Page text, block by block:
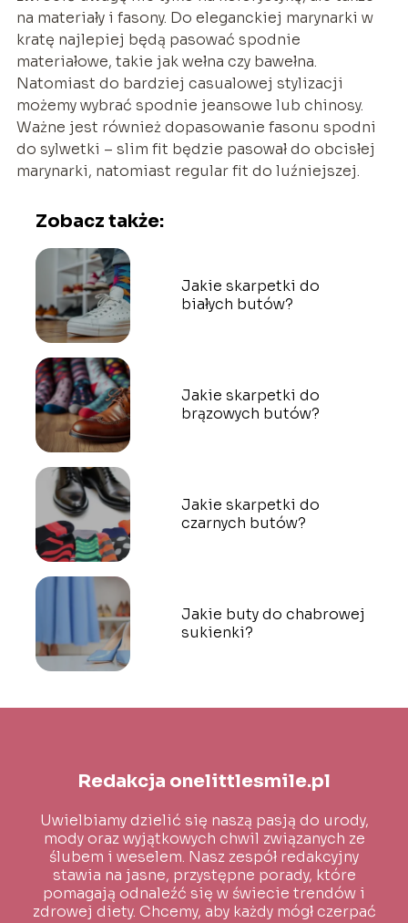
na materiały i fasony. Do eleganckiej marynarki w
kratę najlepiej będą pasować spodnie
materiałowe, takie jak wełna czy bawełna.
Natomiast do bardziej casualowej stylizacji
możemy wybrać spodnie jeansowe lub chinosy.
Ważne jest również dopasowanie fasonu spodni
do sylwetki – slim fit będzie pasował do obcisłej
marynarki, natomiast regular fit do luźniejszej.
Zobacz także:
Jakie skarpetki do
białych butów?
Jakie skarpetki do
brązowych butów?
Jakie skarpetki do
czarnych butów?
Jakie buty do chabrowej
sukienki?
Redakcja onelittlesmile.pl
Uwielbiamy dzielić się naszą pasją do urody,
mody oraz wyjątkowych chwil związanych ze
ślubem i weselem. Nasz zespół redakcyjny
stawia na jasne, przystępne porady, które
pomagają odnaleźć się w świecie trendów i
zdrowej diety. Chcemy, aby każdy mógł czerpać